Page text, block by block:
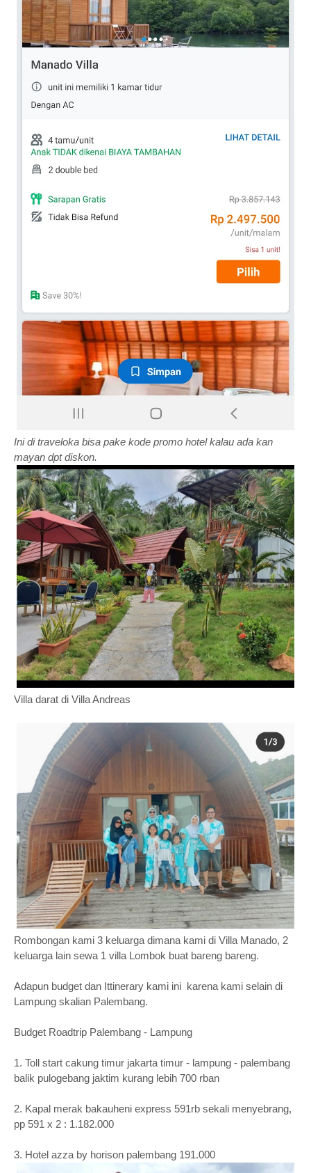
Ini di traveloka bisa pake kode promo hotel kalau ada kan
mayan dpt diskon.
Villa darat di Villa Andreas
Rombongan kami 3 keluarga dimana kami di Villa Manado, 2
keluarga lain sewa 1 villa Lombok buat bareng bareng.
Adapun budget dan Ittinerary kami ini karena kami selain di
Lampung skalian Palembang.
Budget Roadtrip Palembang - Lampung
1. Toll start cakung timur jakarta timur - lampung - palembang
balik pulogebang jaktim kurang lebih 700 rban
2. Kapal merak bakauheni express 591rb sekali menyebrang,
pp 591 x 2 : 1.182.000
3. Hotel azza by horison palembang 191.000